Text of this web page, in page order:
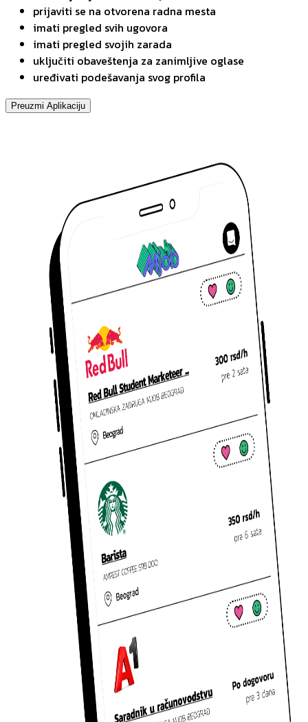
prijaviti se na otvorena radna mesta
imati pregled svih ugovora
imati pregled svojih zarada
uključiti obaveštenja za zanimljive oglase
uređivati podešavanja svog profila
Preuzmi Aplikaciju